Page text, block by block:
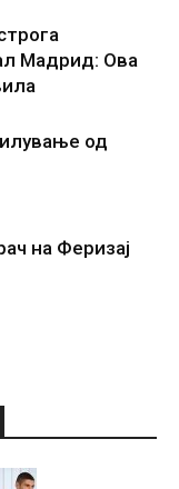
Мадрид: Ова
од
на Феризај